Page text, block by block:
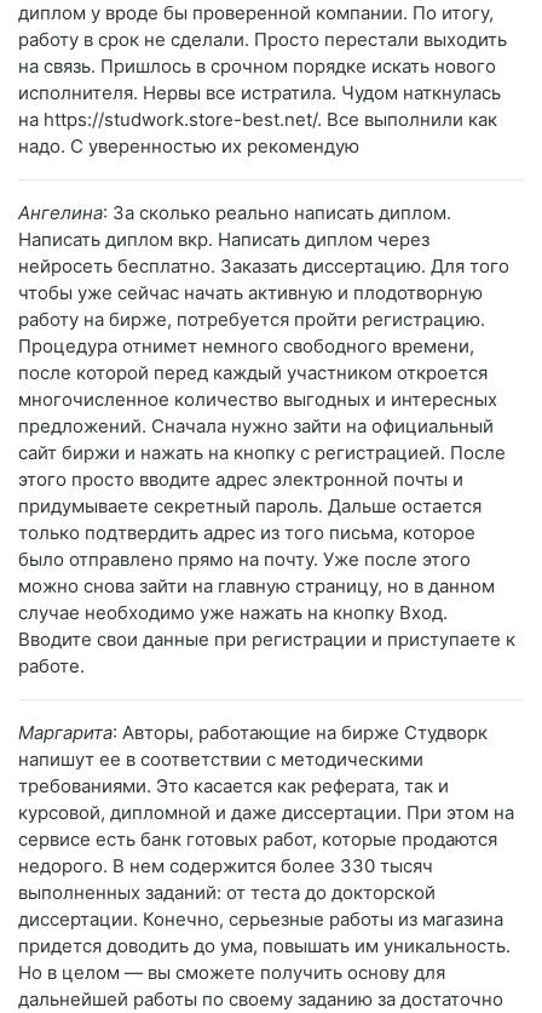
диплом у вроде бы проверенной компании. По итогу,
работу в срок не сделали. Просто перестали выходить
на связь. Пришлось в срочном порядке искать нового
исполнителя. Нервы все истратила. Чудом наткнулась
на https://studwork.store-best.net/. Все выполнили как
надо. С уверенностью их рекомендую
Ангелина: За сколько реально написать диплом.
Написать диплом вкр. Написать диплом через
нейросеть бесплатно. Заказать диссертацию. Для того
чтобы уже сейчас начать активную и плодотворную
работу на бирже, потребуется пройти регистрацию.
Процедура отнимет немного свободного времени,
после которой перед каждый участником откроется
многочисленное количество выгодных и интересных
предложений. Сначала нужно зайти на официальный
сайт биржи и нажать на кнопку с регистрацией. После
этого просто вводите адрес электронной почты и
придумываете секретный пароль. Дальше остается
только подтвердить адрес из того письма, которое
было отправлено прямо на почту. Уже после этого
можно снова зайти на главную страницу, но в данном
случае необходимо уже нажать на кнопку Вход.
Вводите свои данные при регистрации и приступаете к
работе.
Маргарита: Авторы, работающие на бирже Студворк
напишут ее в соответствии с методическими
требованиями. Это касается как реферата, так и
курсовой, дипломной и даже диссертации. При этом на
сервисе есть банк готовых работ, которые продаются
недорого. В нем содержится более 330 тысяч
выполненных заданий: от теста до докторской
диссертации. Конечно, серьезные работы из магазина
придется доводить до ума, повышать им уникальность.
Но в целом — вы сможете получить основу для
дальнейшей работы по своему заданию за достаточно